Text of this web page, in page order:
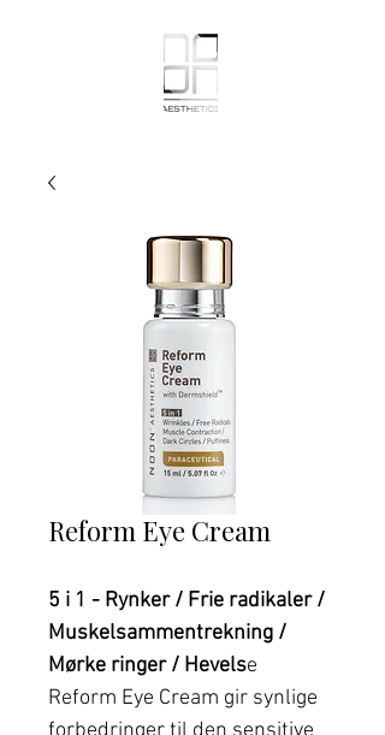
Reform Eye Cream
5 i 1 - Rynker / Frie radikaler /
Muskelsammentrekning /
Mørke ringer / Hevelse
Reform Eye Cream gir synlige